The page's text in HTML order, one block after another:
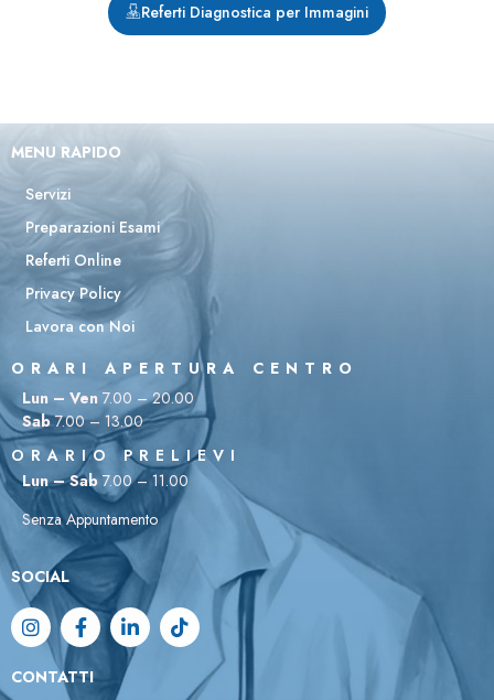
Referti Diagnostica per Immagini
MENU RAPIDO
Servizi
Preparazioni Esami
Referti Online
Privacy Policy
Lavora con Noi
ORARI APERTURA CENTRO
Lun – Ven 7.00 – 20.00
Sab7.00 – 13.00
ORARIO PRELIEVI
Lun – Sab 7.00 – 11.00
Senza Appuntamento
SOCIAL
CONTATTI